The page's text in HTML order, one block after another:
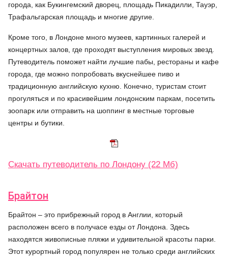
города, как Букингемский дворец, площадь Пикадилли, Тауэр,
Трафальгарская площадь и многие другие.
Кроме того, в Лондоне много музеев, картинных галерей и
концертных залов, где проходят выступления мировых звезд.
Путеводитель поможет найти лучшие пабы, рестораны и кафе
города, где можно попробовать вкуснейшее пиво и
традиционную английскую кухню. Конечно, туристам стоит
прогуляться и по красивейшим лондонским паркам, посетить
зоопарк или отправить на шоппинг в местные торговые
центры и бутики.
Скачать путеводитель по Лондону (22 Мб)
Брайтон
Брайтон – это прибрежный город в Англии, который
расположен всего в получасе езды от Лондона. Здесь
находятся живописные пляжи и удивительной красоты парки.
Этот курортный город популярен не только среди английских